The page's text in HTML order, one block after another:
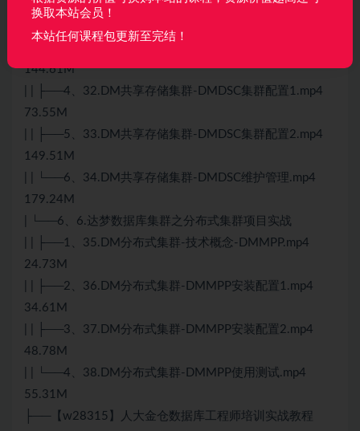
44.24M
144.61M
| | ├──4、32.DM共享存储集群-DMDSC集群配置1.mp4
73.55M
| | ├──5、33.DM共享存储集群-DMDSC集群配置2.mp4
149.51M
| | └──6、34.DM共享存储集群-DMDSC维护管理.mp4
179.24M
| └──6、6.达梦数据库集群之分布式集群项目实战
| | ├──1、35.DM分布式集群-技术概念-DMMPP.mp4
24.73M
| | ├──2、36.DM分布式集群-DMMPP安装配置1.mp4
34.61M
| | ├──3、37.DM分布式集群-DMMPP安装配置2.mp4
48.78M
| | └──4、38.DM分布式集群-DMMPP使用测试.mp4
55.31M
├──【w28315】人大金仓数据库工程师培训实战教程
换取本站会员！
本站任何课程包更新至完结！